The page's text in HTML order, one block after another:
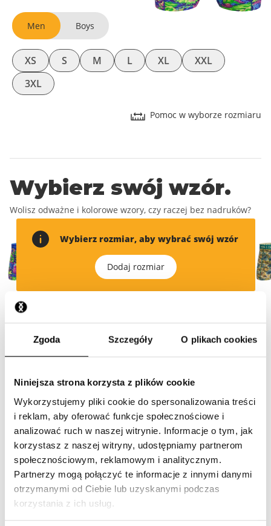
Zgoda Szczegóły O plikach cookies
Niniejsza strona korzysta z plików cookie
Wykorzystujemy pliki cookie do spersonalizowania treści
i reklam, aby oferować funkcje społecznościowe i
analizować ruch w naszej witrynie. Informacje o tym, jak
korzystasz z naszej witryny, udostępniamy partnerom
społecznościowym, reklamowym i analitycznym.
Partnerzy mogą połączyć te informacje z innymi danymi
otrzymanymi od Ciebie lub uzyskanymi podczas
korzystania z ich usług.
Men Boys
XS S M L XL
XXL
3XL
Pomoc w wyborze rozmiaru
Wybierz swój wzór.
Wolisz odważne i kolorowe wzory, czy raczej bez nadruków?
Wybierz rozmiar, aby wybrać swój wzór
Dodaj rozmiar
Wprowadź swoje
dane.
W ten sposób utworzysz konto i otrzymasz pierwszy bezpłatny
bokserki.
E-mail*
Hasło*